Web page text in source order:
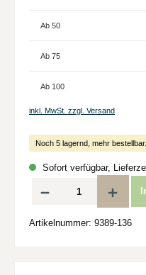
Ab 50
Ab 75
Ab 100
inkl. MwSt. zzgl. Versand
Noch 5 lagernd, mehr bestellbar.
Sofort verfügbar,
Produkt Anzahl: Gib den
Artikelnummer: 9389-136